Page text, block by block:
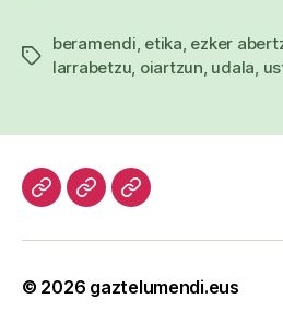
Etiketak
beramendi, etika, ezker
larrabetzu, oiartzun, udala,
HasieraKazetari
Patxi
© 2026 gaztelumendi.eus